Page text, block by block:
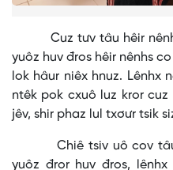
Cuz tưv tâu hêir nênhs
yuôz huv đros hêir nênhs
lok hâur niêx hnuz. Lênhx
ntêk pok cxuô luz kror
jêv, shir phaz lul txơưr tsik
Chiê tsiv uô cov tâu
yuôz đror huv đros,